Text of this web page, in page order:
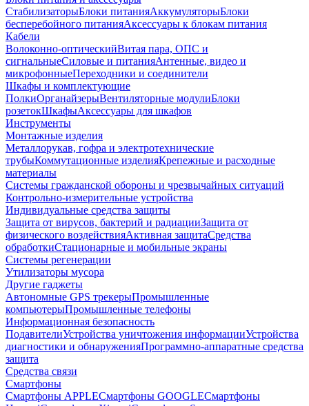
СтабилизаторыБлоки питанияАккумуляторыБлоки
бесперебойного питанияАксессуары к блокам питания
Кабели
Волоконно-оптическийВитая пара, ОПС и
сигнальныеСиловые и питанияАнтенные, видео и
микрофонныеПереходники и соединители
Шкафы и комплектующие
ПолкиОрганайзерыВентиляторные модулиБлоки
розетокШкафыАксессуары для шкафов
Инструменты
Монтажные изделия
Металлорукав, гофра и электротехнические
трубыКоммутационные изделияКрепежные и расходные
материалы
Системы гражданской обороны и чрезвычайных ситуаций
Контрольно-измерительные устройства
Индивидуальные средства защиты
Защита от вирусов, бактерий и радиацииЗащита от
физического воздействияАктивная защитаСредства
обработкиСтационарные и мобильные экраны
Системы регенерации
Утилизаторы мусора
Другие гаджеты
Автономные GPS трекерыПромышленные
компьютерыПромышленные телефоны
Информационная безопасность
ПодавителиУстройства уничтожения информацииУстройства
диагностики и обнаруженияПрограммно-аппаратные средства
защита
Средства связи
Смартфоны
Смартфоны APPLEСмартфоны GOOGLEСмартфоны